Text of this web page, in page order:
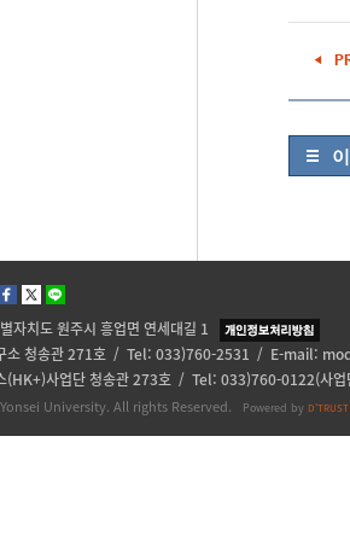
자치도 원주시 흥업면 연세대길 1
소 청송관 271호 / Tel: 033)760-2531 / E-mail:
(HK+)사업단 청송관 273호 / Tel: 033)760-0122(
University. All rights Reserved. Powered by D'TRUST